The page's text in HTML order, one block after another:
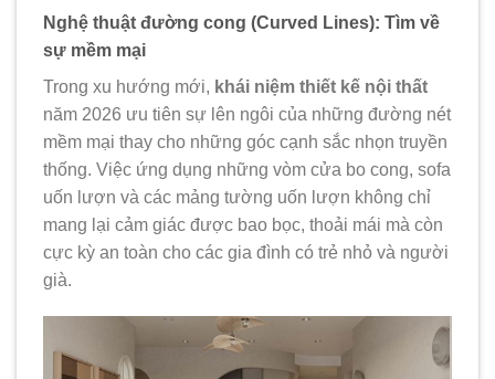
Nghệ thuật đường cong (Curved Lines): Tìm về
sự mềm mại
Trong xu hướng mới, khái niệm thiết kế nội thất
năm 2026 ưu tiên sự lên ngôi của những đường nét
mềm mại thay cho những góc cạnh sắc nhọn truyền
thống. Việc ứng dụng những vòm cửa bo cong, sofa
uốn lượn và các mảng tường uốn lượn không chỉ
mang lại cảm giác được bao bọc, thoải mái mà còn
cực kỳ an toàn cho các gia đình có trẻ nhỏ và người
già.